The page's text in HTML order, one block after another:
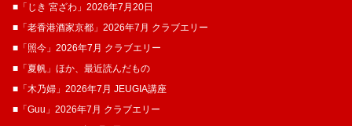
■「じき 宮ざわ」2026年7月20日
■「老香港酒家京都」2026年7月 クラブエリー
■「照今」2026年7月 クラブエリー
■「夏帆」ほか、最近読んだもの
■「木乃婦」2026年7月 JEUGIA講座
■「Guu」2026年7月 クラブエリー